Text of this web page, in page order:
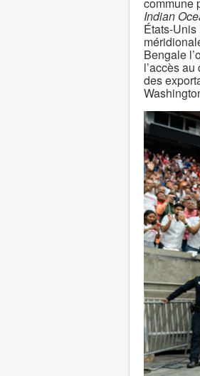
Indian
États-
Bengale
l’accès
des